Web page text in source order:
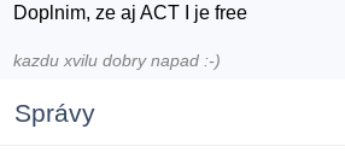
Doplnim, ze aj ACT I je free
kazdu xvilu dobry napad :-)
Správy